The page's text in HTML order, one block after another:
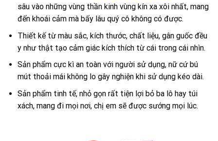
sâu vào những vùng thần kinh vùng kín xa xôi nhất, mang
đến khoái cảm mà bấy lâu quý cô không có được.
Thiết kế từ màu sắc, kích thước, chất liệu, gân guốc đều
y như thật tạo cảm giác kích thích từ cái trong cái nhìn.
Sản phẩm cực kì an toàn với người sử dụng, nữ cứ bú
mút thoải mái không lo gây nghiện khi sử dụng kéo dài.
Sản phẩm tinh tế, nhỏ gọn rất tiện lợi bỏ ba lô hay túi
xách, mang đi mọi nơi, chị em sẽ được sướng mọi lúc.